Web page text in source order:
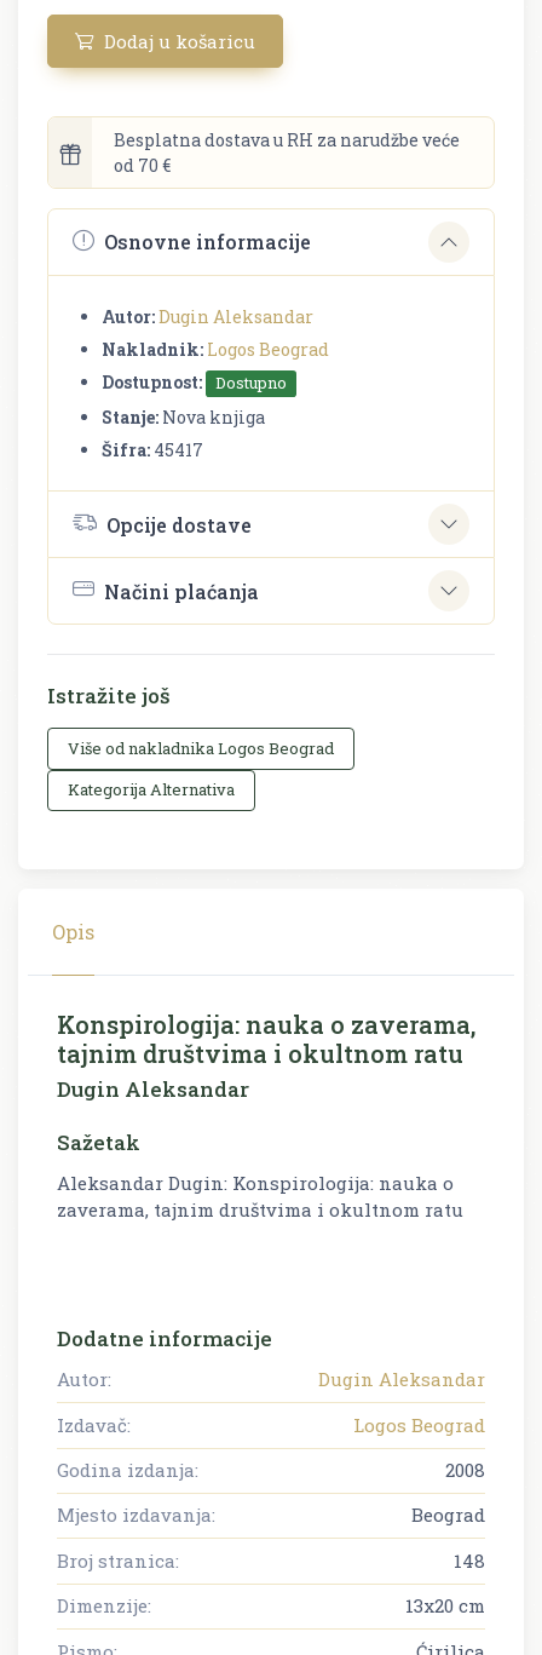
Dodaj u košaricu
Besplatna dostava u RH za narudžbe veće
od 70 €
Osnovne informacije
Autor:Dugin Aleksandar
Nakladnik: Logos Beograd
Dostupnost:
Dostupno
Stanje: Nova knjiga
Šifra: 45417
Opcije dostave
Načini plaćanja
Istražite još
Više od nakladnika Logos Beograd
Kategorija Alternativa
Opis
Konspirologija: nauka o zaverama,
tajnim društvima i okultnom ratu
Dugin Aleksandar
Sažetak
Aleksandar Dugin: Konspirologija: nauka o
zaverama, tajnim društvima i okultnom ratu
Dodatne informacije
Autor:
Dugin Aleksandar
Izdavač:
Logos Beograd
Godina izdanja:
2008
Mjesto izdavanja:
Beograd
Broj stranica:
148
Dimenzije:
13x20 cm